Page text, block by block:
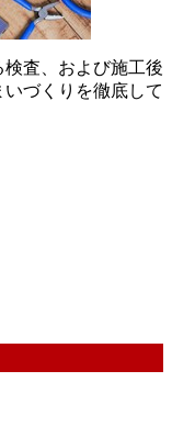
査、および施工後
づくりを徹底して